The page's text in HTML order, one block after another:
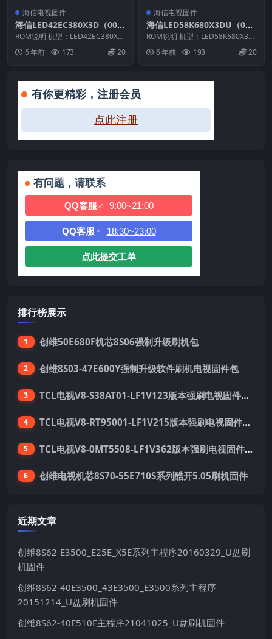
海信电视固件
海信LED42EC380X3D（000
0）BOM1_20121227官方原
厂USB刷机电视固件包
ROM说明 机型：LED42EC380X3
D 固件版本：（0000） BOM：
1... 6 年前 173 20
海信电视固件
海信LED58K680X3DU（000
1）BOM2_C010_20161101
官方原厂USB刷机电视固件包
ROM说明 机型：LED58K680X3D
U 固件版本：（0001） BOM：
2... 6 年前 193 20
有你更精彩，注册会员
点此注册
有问题，请联系
QQ客服♂ 9:00~21:00
QQ客服♀ 18:30~23:00
点此提交工单
排行榜展示
1 创维50E680F机芯8S06强制升级刷机包
2 创维8S03-47E600Y强制升级软件刷机电视固件包
3 TCL电视V8-S38AT01-LF1V123版本强刷电视固件包下载
4 TCL电视V8-RT95001-LF1V215版本强刷电视固件包下载
5 TCL电视V8-0MT5508-LF1V362版本强刷电视固件包下载
6 创维电视机芯8S70-55E710S系列酷开5.05刷机固件
近期文章
创维8S62-E3500_E25E_X5E系列主程序20160329_U盘刷
机固件
创维8S62-40E3500_43E3500_E3500系列主程序
20151214_U盘刷机固件
创维8S62-40E510E主程序21041025_U盘刷机固件